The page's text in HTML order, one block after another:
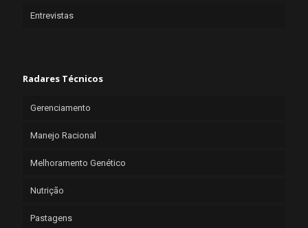
Entrevistas
Radares Técnicos
Gerenciamento
Manejo Racional
Melhoramento Genético
Nutrição
Pastagens